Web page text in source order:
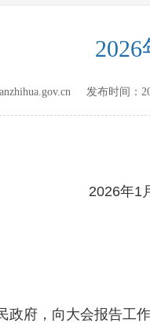
发布时间：
2026年1月
府，向大会报告工作